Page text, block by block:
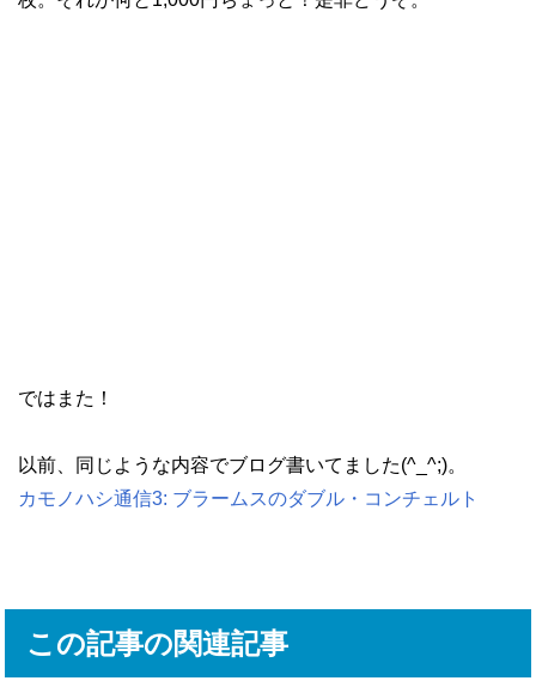
ではまた！
以前、同じような内容でブログ書いてました(^_^;)。
カモノハシ通信3: ブラームスのダブル・コンチェルト
この記事の関連記事